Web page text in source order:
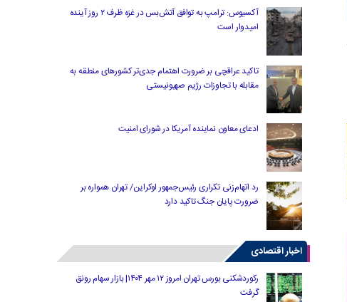
آکسیوس: ترامپ به توافق آتش‌بس در غزه ظرف ۲ روز آینده
امیدوار است
تاکید عراقچی بر ضرورت اهتمام جدی‌تر کشورهای منطقه به
مقابله با تجاوزات رژیم صهیونیستی
ادعای معاون نماینده آمریکا در شورای امنیت
رد اتهام‌زنی تکراری رئیس‌جمهور اوکراین/ تهران همواره بر
ضرورت پایان جنگ تاکید دارد
اخبار اقتصادی
رکوردشکنی بورس تهران امروز ۱۲ مهر ۱۴۰۴| بازار سهام رونق
گرفت